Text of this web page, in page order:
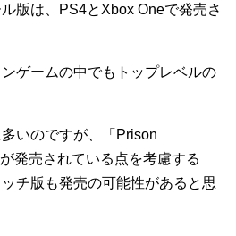
版は、PS4とXbox Oneで発売さ
ゲームの中でもトップレベルの
いのですが、「Prison
発売されている点を考慮する
チ版も発売の可能性があると思